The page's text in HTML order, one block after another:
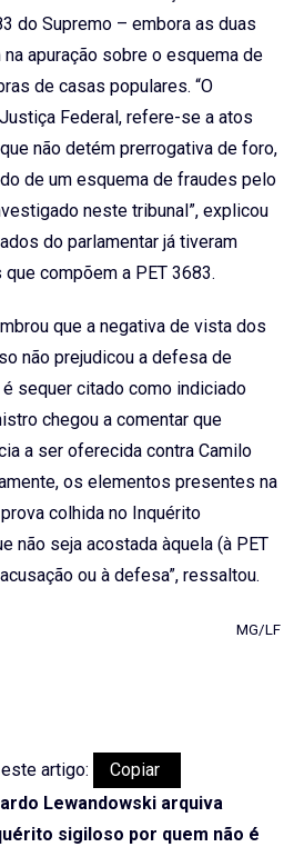
do Supremo – embora as duas
apuração sobre o esquema de
de casas populares. “O
Federal, refere-se a atos
não detém prerrogativa de foro,
de um esquema de fraudes pelo
neste tribunal”, explicou
do parlamentar já tiveram
compõem a PET 3683.
que a negativa de vista dos
não prejudicou a defesa de
sequer citado como indiciado
chegou a comentar que
a ser oferecida contra Camilo
os elementos presentes na
colhida no Inquérito
não seja acostada àquela (à PET
ou à defesa”, ressaltou.
MG/LF
artigo:
Copiar
Lewandowski arquiva
sigiloso por quem não é